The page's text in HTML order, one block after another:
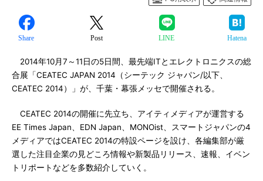
Share Post LINE Hatena
2014年10月7～11日の5日間、最先端ITとエレクトロニクスの総
合展「CEATEC JAPAN 2014（シーテック ジャパン/以下、
CEATEC 2014）」が、千葉・幕張メッセで開催される。
CEATEC 2014の開催に先立ち、アイティメディアが運営する
EE Times Japan、EDN Japan、MONOist、スマートジャパンの4
メディアではCEATEC 2014の特設ページを設け、各編集部が厳
選した注目企業の見どころ情報や新製品リリース、速報、イベン
トリポートなどを多数紹介していく。